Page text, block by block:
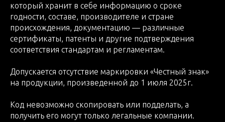
который хранит в себе информацию о сроке
годности, составе, производителе и стране
происхождения, документацию — различные
сертификаты, патенты и другие подтверждения
соответствия стандартам и регламентам.
Допускается отсутствие маркировки «Честный знак»
на продукции, произведенной до 1 июля 2025г.
Код невозможно скопировать или подделать, а
получить его могут только легальные компании.